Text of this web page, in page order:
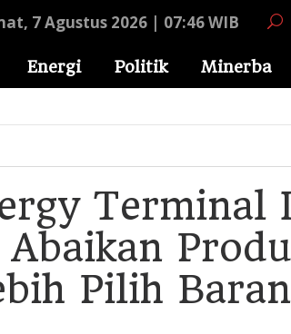
7 Agustus 2026 | 07:46 WIB
Energi Politik Minerba
Terminal
Pilih